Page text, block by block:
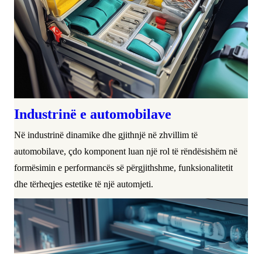
Industrinë e automobilave
Në industrinë dinamike dhe gjithnjë në zhvillim të
automobilave, çdo komponent luan një rol të rëndësishëm në
formësimin e performancës së përgjithshme, funksionalitetit
dhe tërheqjes estetike të një automjeti.